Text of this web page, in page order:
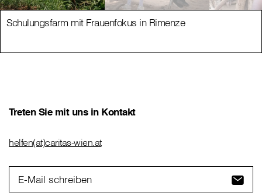
Schulungsfarm mit Frauenfokus in Rimenze
Treten Sie mit uns in Kontakt
helfen(at)caritas-wien.at
E-Mail schreiben